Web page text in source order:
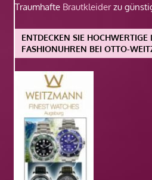
Traumhafte Brautkleiderzu
ENTDECKEN SIE HOCHWERTIGE
FASHIONUHREN BEI OTTO-